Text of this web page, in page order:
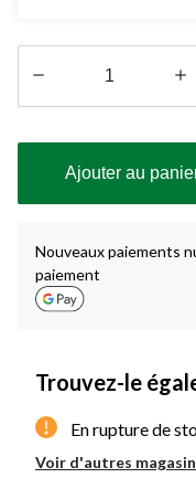
à
Ajouter au
Nouveaux paiements
paiement
Trouvez-le
En rupture de
Voir d'autres